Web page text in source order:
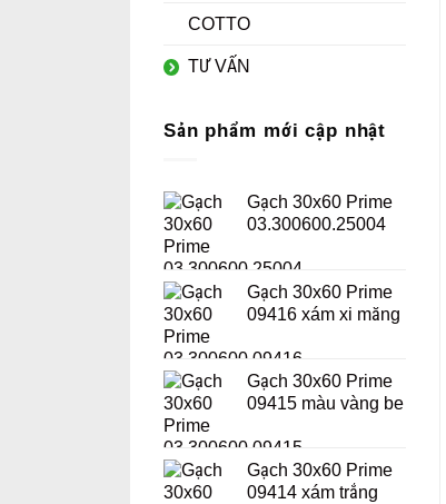
COTTO
TƯ VẤN
Sản phẩm mới cập nhật
Gạch 30x60 Prime
03.300600.25004
Gạch 30x60 Prime
09416 xám xi măng
Gạch 30x60 Prime
09415 màu vàng be
Gạch 30x60 Prime
09414 xám trắng